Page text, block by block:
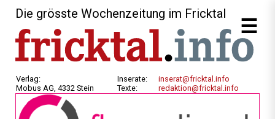
Die grösste Wochenzeitung im Fricktal
Verlag:
Mobus AG, 4332 Stein
Inserate:
Texte:
inserat@fricktal.info
redaktion@fricktal.info